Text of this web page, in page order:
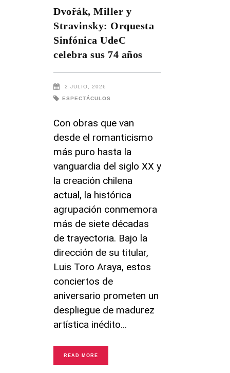
Dvořák, Miller y
Stravinsky: Orquesta
Sinfónica UdeC
celebra sus 74 años
2 JULIO, 2026
ESPECTÁCULOS
Con obras que van
desde el romanticismo
más puro hasta la
vanguardia del siglo XX y
la creación chilena
actual, la histórica
agrupación conmemora
más de siete décadas
de trayectoria. Bajo la
dirección de su titular,
Luis Toro Araya, estos
conciertos de
aniversario prometen un
despliegue de madurez
artística inédito
READ MORE